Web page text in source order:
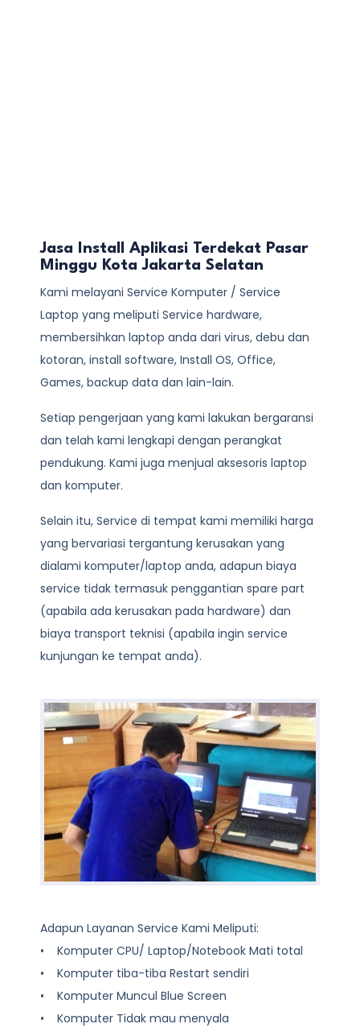
Jasa Install Aplikasi Terdekat Pasar
Minggu Kota Jakarta Selatan
Kami melayani Service Komputer / Service
Laptop yang meliputi Service hardware,
membersihkan laptop anda dari virus, debu dan
kotoran, install software, Install OS, Office,
Games, backup data dan lain-lain.
Setiap pengerjaan yang kami lakukan bergaransi
dan telah kami lengkapi dengan perangkat
pendukung. Kami juga menjual aksesoris laptop
dan komputer.
Selain itu, Service di tempat kami memiliki harga
yang bervariasi tergantung kerusakan yang
dialami komputer/laptop anda, adapun biaya
service tidak termasuk penggantian spare part
(apabila ada kerusakan pada hardware) dan
biaya transport teknisi (apabila ingin service
kunjungan ke tempat anda).
Adapun Layanan Service Kami Meliputi:
• Komputer CPU/ Laptop/Notebook Mati total
• Komputer tiba-tiba Restart sendiri
• Komputer Muncul Blue Screen
• Komputer Tidak mau menyala